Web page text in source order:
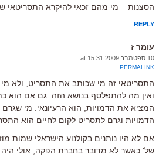
הסצנות – מי מהם זכאי להיקרא התסריטאי
REPLY
עומר ז
10 ספטמבר 2009 at 15:31
PERMALINK
התסריטאי זה מי שכותב את התסריט, ולא מי
ואין מה להתפלסף בנושא הזה. גם אם הוא
המציא את הדמויות, הוא הרעיונאי. מי שגרם
הדמויות וגרם לתסריט לקום לחיים הוא
אם לא היו נותנים בקולנוע הישראלי שמות
של' כאשר לא מדובר בחברת הפקה, אולי היה